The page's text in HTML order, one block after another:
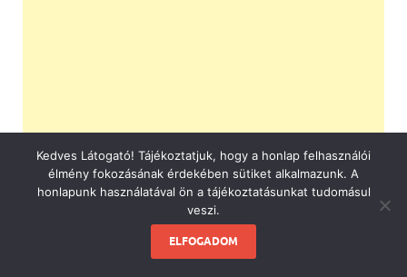
Kedves Látogató! Tájékoztatjuk, hogy a honlap felhasználói
élmény fokozásának érdekében sütiket alkalmazunk. A
honlapunk használatával ön a tájékoztatásunkat tudomásul
veszi.
ELFOGADOM